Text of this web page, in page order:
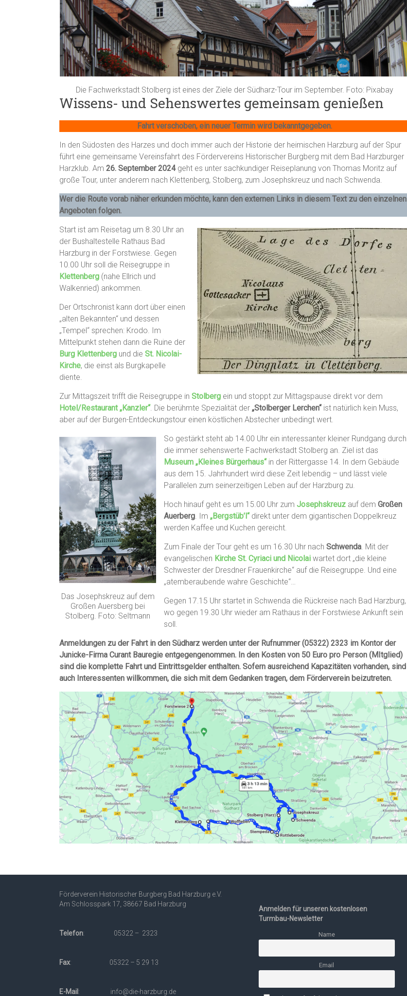
Die Fachwerkstadt Stolberg ist eines der Ziele der Südharz-Tour im September. Foto: Pixabay
Wissens- und Sehenswertes gemeinsam genießen
Fahrt verschoben, ein neuer Termin wird bekanntgegeben.
In den Südosten des Harzes und doch immer auch der Historie der heimischen Harzburg auf der Spur
führt eine gemeinsame Vereinsfahrt des Fördervereins Historischer Burgberg mit dem Bad Harzburger
Harzklub. Am 26. September 2024geht es unter sachkundiger Reiseplanung von Thomas Moritz auf
große Tour, unter anderem nach Klettenberg, Stolberg, zum Josephskreuz und nach Schwenda.
Wer die Route vorab näher erkunden möchte, kann den externen Links in diesem Text zu den einzelnen
Angeboten folgen.
Start ist am Reisetag um 8.30 Uhr an
der Bushaltestelle Rathaus Bad
Harzburg in der Forstwiese. Gegen
10.00 Uhr soll die Reisegruppe in
Klettenberg (nahe Ellrich und
Walkenried) ankommen.
Der Ortschronist kann dort über einen
„alten Bekannten“ und dessen
„Tempel“ sprechen: Krodo. Im
Mittelpunkt stehen dann die Ruine der
Burg Klettenberg und die St. Nicolai-
Kirche, die einst als Burgkapelle
diente.
Zur Mittagszeit trifft die Reisegruppe in Stolberg ein und stoppt zur Mittagspause direkt vor dem
Hotel/Restaurant „Kanzler“. Die berühmte Spezialität der „Stolberger Lerchen“ist natürlich kein Muss,
aber auf der Burgen-Entdeckungstour einen köstlichen Abstecher unbedingt wert.
Das Josephskreuz auf dem
Großen Auersberg bei
Stolberg. Foto: Seltmann
So gestärkt steht ab 14.00 Uhr ein interessanter kleiner Rundgang durch
die immer sehenswerte Fachwerkstadt Stolberg an. Ziel ist das
Museum „Kleines Bürgerhaus“ in der Rittergasse 14. In dem Gebäude
aus dem 15. Jahrhundert wird diese Zeit lebendig ­– und lässt viele
Parallelen zum seinerzeitigen Leben auf der Harzburg zu.
Hoch hinauf geht es um 15.00 Uhr zum Josephskreuz auf dem Großen
Auerberg . Im „Bergstüb’l“direkt unter dem gigantischen Doppelkreuz
werden Kaffee und Kuchen gereicht.
Zum Finale der Tour geht es um 16.30 Uhr nach Schwenda . Mit der
evangelischen Kirche St. Cyriaci und Nicolai wartet dort „die kleine
Schwester der Dresdner Frauenkirche“ auf die Reisegruppe. Und eine
„atemberaubende wahre Geschichte“…
Gegen 17.15 Uhr startet in Schwenda die Rückreise nach Bad Harzburg,
wo gegen 19.30 Uhr wieder am Rathaus in der Forstwiese Ankunft sein
soll.
Anmeldungen zu der Fahrt in den Südharz werden unter der Rufnummer (05322) 2323 im Kontor der
Junicke-Firma Curant Bauregie entgegengenommen. In den Kosten von 50 Euro pro Person (MItglied)
sind die komplette Fahrt und Eintrittsgelder enthalten. Sofern ausreichend Kapazitäten vorhanden, sind
auch Interessenten willkommen, die sich mit dem Gedanken tragen, dem Förderverein beizutreten.
Förderverein Historischer Burgberg Bad Harzburg e.V.
Am Schlosspark 17, 38667 Bad Harzburg
Telefon: 05322 – 2323
Fax: 05322 – 5 29 13
E-Mail : info@die-harzburg.de
Anmelden für unseren kostenlosen
Turmbau-Newsletter
Name
Email